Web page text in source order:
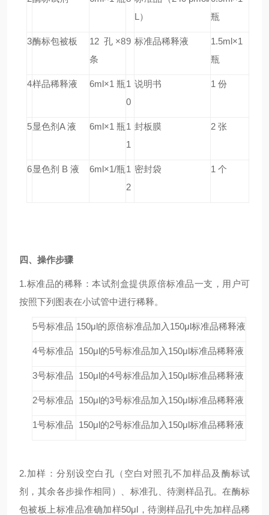
L）
瓶
3酶标包被板
12 孔×8
条
9 标准品稀释液
1.5ml×1
瓶
4样品稀释液 6ml×1 瓶1
0
说明书 1 份
5显色剂A 液 6ml×1 瓶1
1
封板膜 2 张
6显色剂 B 液 6ml×1/瓶1
2
密封袋 1 个
四、操作步骤
1.标准品的稀释：本试剂盒提供原倍标准品一支，用户可
按照下列图表在小试管中进行稀释。
5号标准品 150μl的原倍标准品加入150μl标准品稀释液
4号标准品 150μl的5号标准品加入150μl标准品稀释液
3号标准品 150μl的4号标准品加入150μl标准品稀释液
2号标准品 150μl的3号标准品加入150μl标准品稀释液
1号标准品 150μl的2号标准品加入150μl标准品稀释液
2.加样：分别设空白孔（空白对照孔不加样品及酶标试
剂，其余各步操作相同）、标准孔、待测样品孔。在酶标
包被板上标准品准确加样50μl，待测样品孔中先加样品稀